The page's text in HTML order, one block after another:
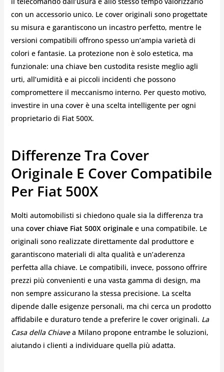
con un accessorio unico. Le cover originali sono progettate
su misura e garantiscono un incastro perfetto, mentre le
versioni compatibili offrono spesso un’ampia varietà di
colori e fantasie. La protezione non è solo estetica, ma
funzionale: una chiave ben custodita resiste meglio agli
urti, all’umidità e ai piccoli incidenti che possono
compromettere il meccanismo interno. Per questo motivo,
investire in una cover è una scelta intelligente per ogni
proprietario di Fiat 500X.
Differenze Tra Cover
Originale E Cover Compatibile
Per Fiat 500X
Molti automobilisti si chiedono quale sia la differenza tra
una cover chiave Fiat 500X originalee una compatibile. Le
originali sono realizzate direttamente dal produttore e
garantiscono materiali di alta qualità e un’aderenza
perfetta alla chiave. Le compatibili, invece, possono offrire
prezzi più convenienti e una vasta gamma di design, ma
non sempre assicurano la stessa precisione. La scelta
dipende dalle esigenze personali, ma chi cerca un prodotto
affidabile e duraturo tende a preferire le cover originali. La
Casa della Chiavea Milano propone entrambe le soluzioni,
aiutando i clienti a individuare quella più adatta.